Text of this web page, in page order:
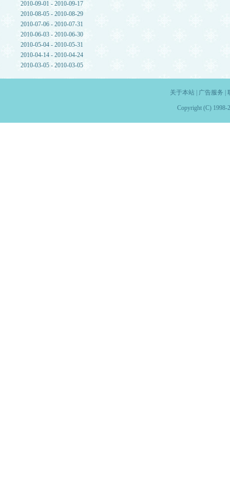
2010-09-01 - 2010-09-17
2010-08-05 - 2010-08-29
2010-07-06 - 2010-07-31
2010-06-03 - 2010-06-30
2010-05-04 - 2010-05-31
2010-04-14 - 2010-04-24
2010-03-05 - 2010-03-05
关于本站| 广告服务
Copyright (C) 1998-